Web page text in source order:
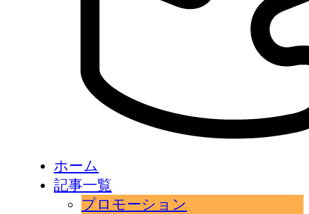
ホーム
記事一覧
プロモーション